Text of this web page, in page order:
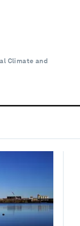
Climate and